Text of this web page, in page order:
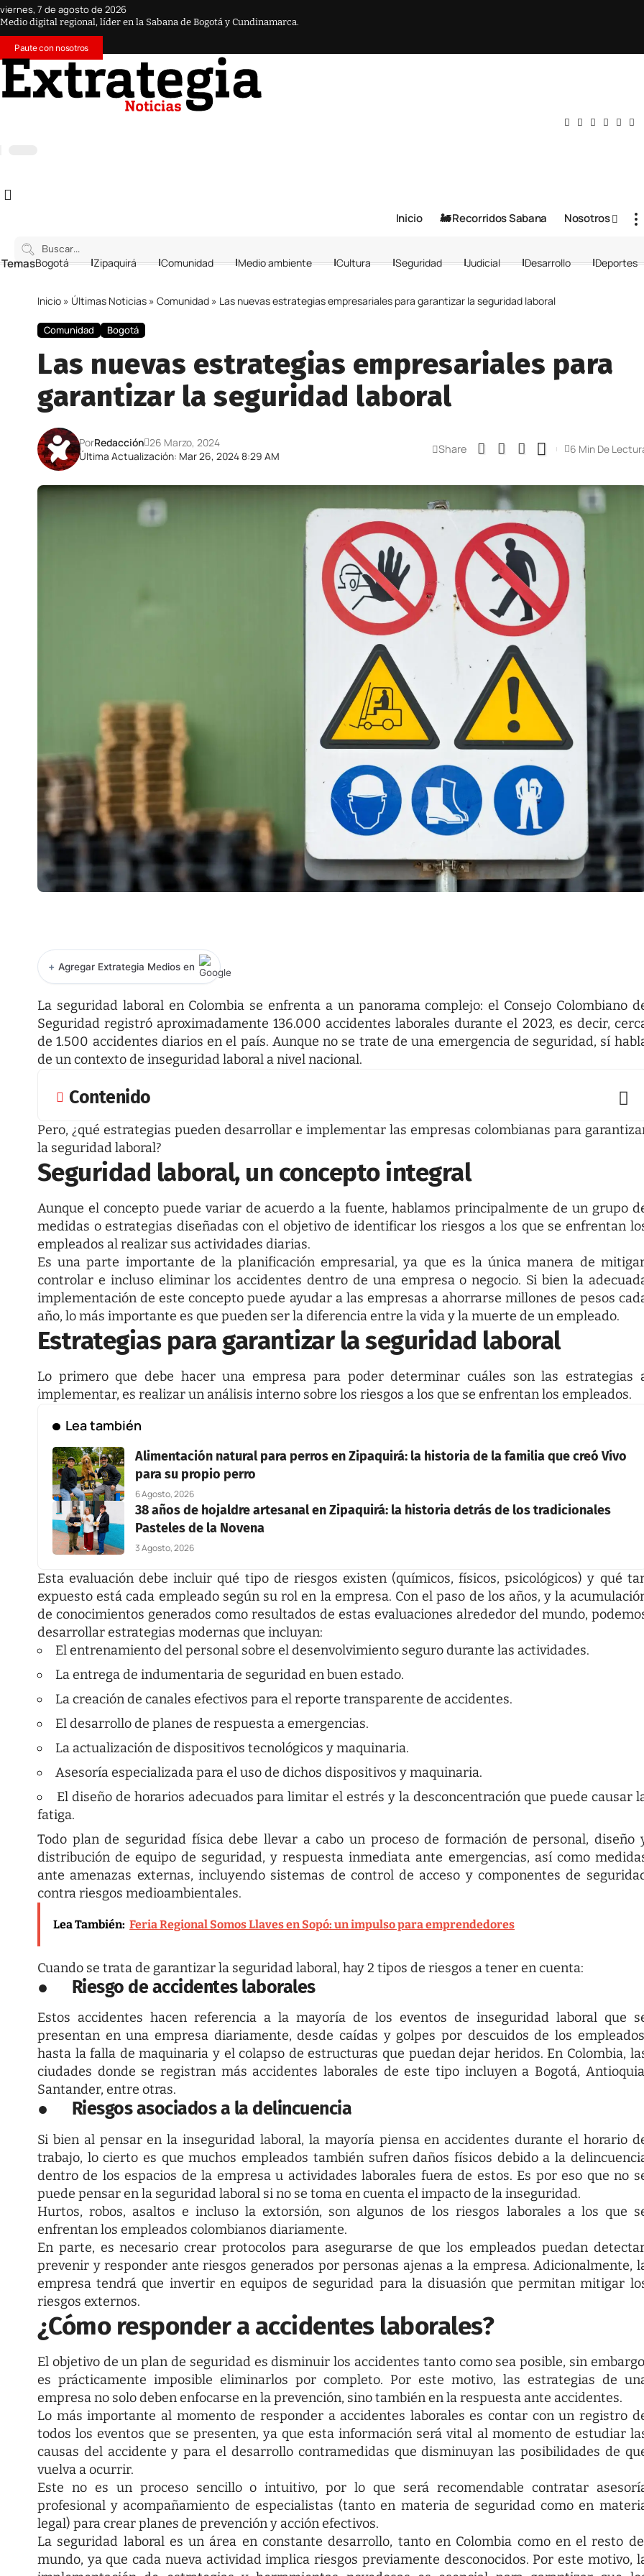
viernes, 7 de agosto de 2026
Medio digital regional, líder en la Sabana de Bogotá y Cundinamarca.
Paute con nosotros
Inicio 🚂 Recorridos Sabana Nosotros
Bogotá Zipaquirá Comunidad Medio ambiente Cultura Seguridad Judicial Desarrollo Deportes
Inicio » Últimas Noticias » Comunidad » Las nuevas estrategias empresariales para garantizar la seguridad laboral
Comunidad Bogotá
Las nuevas estrategias empresariales para
garantizar la seguridad laboral
Última Actualización: Mar 26, 2024 8:29 AM
PorRedacción 26 Marzo, 2024 Share 6 Min De
+ Agregar Extrategia Medios en
La seguridad laboral en Colombia se enfrenta a un panorama complejo: el Consejo Colombiano
Seguridad registró aproximadamente136.000 accidentes laborales durante el 2023, es decir,
de 1.500 accidentes diarios en el país. Aunque no se trate de una emergencia de seguridad, sí
de un contexto de inseguridad laboral a nivel nacional.
Contenido
Pero, ¿qué estrategias pueden desarrollar e implementar las empresas colombianas para
la seguridad laboral?
Seguridad laboral, un concepto integral
Aunque el concepto puede variar de acuerdo a la fuente, hablamos principalmente de un grupo
medidas o estrategias diseñadas con el objetivo de identificar los riesgos a los que se enfrentan
empleados al realizar sus actividades diarias.
Es una parte importante de la planificación empresarial, ya que es la única manera de
controlar e incluso eliminar los accidentes dentro de una empresa o negocio. Si bien la
implementación de este concepto puede ayudar a las empresas a ahorrarse millones de pesos
año, lo más importante es que pueden ser la diferencia entre la vida y la muerte de un empleado.
Estrategias para garantizar la seguridad laboral
Lo primero que debe hacer una empresa para poder determinar cuáles son las estrategias
implementar, es realizar un análisis interno sobre los riesgos a los que se enfrentan los empleados.
Lea también
Alimentación natural para perros en Zipaquirá: la historia de la familia que creó Vivo
para su propio perro
6 Agosto, 2026
38 años de hojaldre artesanal en Zipaquirá: la historia detrás de los tradicionales
Pasteles de la Novena
3 Agosto, 2026
Esta evaluación debe incluir qué tipo de riesgos existen (químicos, físicos, psicológicos) y qué
expuesto está cada empleado según su rol en la empresa. Con el paso de los años, y la
de conocimientos generados como resultados de estas evaluaciones alrededor del mundo,
desarrollar estrategias modernas que incluyan:
El entrenamiento del personal sobre el desenvolvimiento seguro durante las actividades.
La entrega de indumentaria de seguridad en buen estado.
La creación de canales efectivos para el reporte transparente de accidentes.
El desarrollo de planes de respuesta a emergencias.
La actualización de dispositivos tecnológicos y maquinaria.
Asesoría especializada para el uso de dichos dispositivos y maquinaria.
El diseño de horarios adecuados para limitar el estrés y la desconcentración que puede causar
fatiga.
Todo plan de seguridad físicadebe llevar a cabo un proceso de formación de personal, diseño
distribución de equipo de seguridad, y respuesta inmediata ante emergencias, así como
ante amenazas externas, incluyendo sistemas de control de acceso y componentes de
contra riesgos medioambientales.
Lea También: Feria Regional Somos Llaves en Sopó: un impulso para emprendedores
Cuando se trata de garantizar la seguridad laboral, hay 2 tipos de riesgos a tener en cuenta:
● Riesgo de accidentes laborales
Estos accidentes hacen referencia a la mayoría de los eventos de inseguridad laboral que
presentan en una empresa diariamente, desde caídas y golpes por descuidos de los
hasta la falla de maquinaria y el colapso de estructuras que puedan dejar heridos. En Colombia,
ciudades donde se registran más accidentes laborales de este tipo incluyen a Bogotá,
Santander, entre otras.
● Riesgos asociados a la delincuencia
Si bien al pensar en la inseguridad laboral, la mayoría piensa en accidentes durante el horario
trabajo, lo cierto es que muchos empleados también sufren daños físicos debido a la
dentro de los espacios de la empresa u actividades laborales fuera de estos. Es por eso que no
puede pensar en la seguridad laboral si no se toma en cuenta el impacto de la inseguridad.
Hurtos, robos, asaltos e incluso la extorsión, son algunos de los riesgos laborales a los que
enfrentan los empleados colombianos diariamente.
En parte, es necesario crear protocolos para asegurarse de que los empleados puedan
prevenir y responder ante riesgos generados por personas ajenas a la empresa. Adicionalmente,
empresa tendrá que invertir en equipos de seguridad para la disuasión que permitan mitigar
riesgos externos.
¿Cómo responder a accidentes laborales?
El objetivo de un plan de seguridad es disminuir los accidentes tanto como sea posible, sin
es prácticamente imposible eliminarlos por completo. Por este motivo, las estrategias de
empresa no solo deben enfocarse en la prevención, sino también en la respuesta ante accidentes.
Lo más importante al momento de responder a accidentes laborales es contar con un registro
todos los eventos que se presenten, ya que esta información será vital al momento de estudiar
causas del accidente y para el desarrollo contramedidas que disminuyan las posibilidades de
vuelva a ocurrir.
Este no es un proceso sencillo o intuitivo, por lo que será recomendable contratar
profesional y acompañamiento de especialistas (tanto en materia de seguridad como en
legal) para crear planes de prevención y acción efectivos.
La seguridad laboral es un área en constante desarrollo, tanto en Colombia como en el resto
mundo, ya que cada nueva actividad implica riesgos previamente desconocidos. Por este motivo,